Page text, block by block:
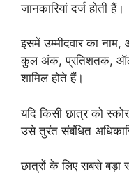
जानकारियां दर्ज होती हैं।
इसमें उम्मीदवार का नाम,
कुल अंक, प्रतिशतक, ऑल
शामिल होते हैं।
यदि किसी छात्र को
उसे तुरंत संबंधित
छात्रों के लिए सबसे बड़ा